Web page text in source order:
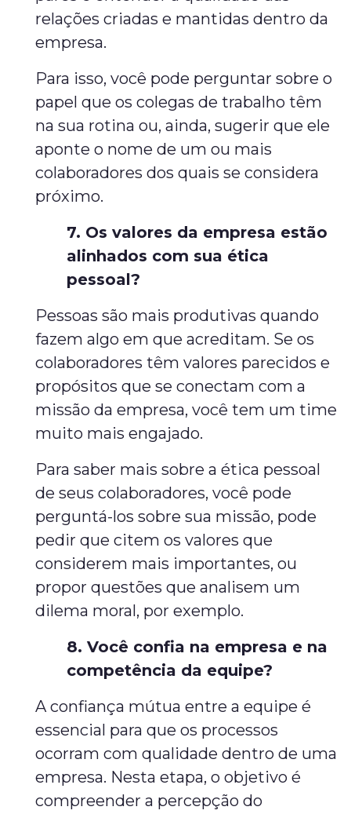
relações criadas e mantidas dentro da
empresa.
Para isso, você pode perguntar sobre o
papel que os colegas de trabalho têm
na sua rotina ou, ainda, sugerir que ele
aponte o nome de um ou mais
colaboradores dos quais se considera
próximo.
7. Os valores da empresa estão
alinhados com sua ética
pessoal?
Pessoas são mais produtivas quando
fazem algo em que acreditam. Se os
colaboradores têm valores parecidos e
propósitos que se conectam com a
missão da empresa, você tem um time
muito mais engajado.
Para saber mais sobre a ética pessoal
de seus colaboradores, você pode
perguntá-los sobre sua missão, pode
pedir que citem os valores que
considerem mais importantes, ou
propor questões que analisem um
dilema moral, por exemplo.
8. Você confia na empresa e na
competência da equipe?
A confiança mútua entre a equipe é
essencial para que os processos
ocorram com qualidade dentro de uma
empresa. Nesta etapa, o objetivo é
compreender a percepção do